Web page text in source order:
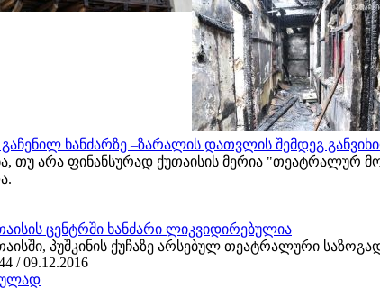
გაჩენილ ხანძარზე –ზარალის დათვლის შემდეგ
თუ არა ფინანსურად ქუთაისის მერია "თეატრალურ
ცენტრში ხანძარი ლიკვიდირებულია
პუშკინის ქუჩაზე არსებულ თეატრალური
/ 09.12.2016